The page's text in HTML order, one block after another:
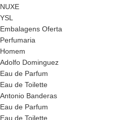
NUXE
YSL
Embalagens Oferta
Perfumaria
Homem
Adolfo Dominguez
Eau de Parfum
Eau de Toilette
Antonio Banderas
Eau de Parfum
Eau de Toilette